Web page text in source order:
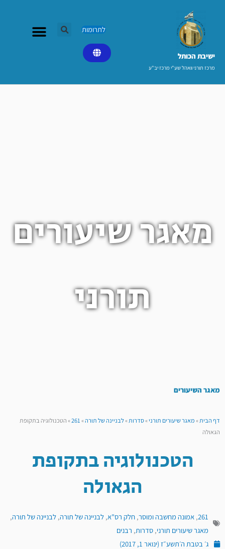
ישיבת הכותל​
מרכז תורני וואהל שע"י מרכז יב"ע
לתרומות
מאגר שיעורים
תורני
מאגר השיעורים
דף הבית»מאגר שיעורים תורני»סדרות»לבניינה של תורה»
261
»הטכנולוגיה בתקופת
הגאולה
הטכנולוגיה בתקופת
הגאולה
261
, אמונה מחשבה ומוסר, חלק רס"א, לבניינה של תורה, לבניינה של תורה,
מאגר שיעורים תורני, סדרות, רבנים
ג׳ בטבת ה׳תשע״ז (ינואר 1, 2017)